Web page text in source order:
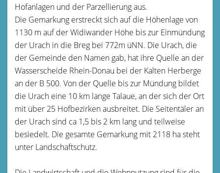
Hofanlagen und der Parzellierung aus.
Die Gemarkung erstreckt sich auf die Höhenlage von
1130 m auf der Widiwander Höhe bis zur Einmündung
der Urach in die Breg bei 772m üNN. Die Urach, die
der Gemeinde den Namen gab, hat ihre Quelle an der
Wasserscheide Rhein-Donau bei der Kalten Herberge
an der B 500. Von der Quelle bis zur Mündung bildet
die Urach eine 10 km lange Talaue, an der sich der Ort
mit über 25 Hofbezirken ausbreitet. Die Seitentäler an
der Urach sind ca 1,5 bis 2 km lang und teilweise
besiedelt. Die gesamte Gemarkung mit 2118 ha steht
unter Landschaftschutz.